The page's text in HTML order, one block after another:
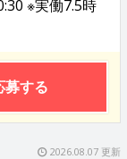
※実働7.5時
募する
2026.08.07 更新